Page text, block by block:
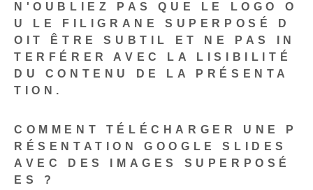
N'OUBLIEZ PAS QUE LE LOGO O
U LE FILIGRANE SUPERPOSÉ D
OIT ÊTRE SUBTIL ET NE PAS IN
TERFÉRER AVEC LA LISIBILITÉ
DU CONTENU DE LA PRÉSENTA
TION.
COMMENT TÉLÉCHARGER UNE P
RÉSENTATION GOOGLE SLIDES
AVEC DES IMAGES SUPERPOSÉ
ES ?